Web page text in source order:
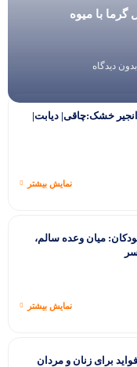
با میوه
بدون دیدگاه
خشک:چاقی| دیابت|
نمایش بیشتر
میان وعده سالم،
نمایش بیشتر
برای زنان و مردان